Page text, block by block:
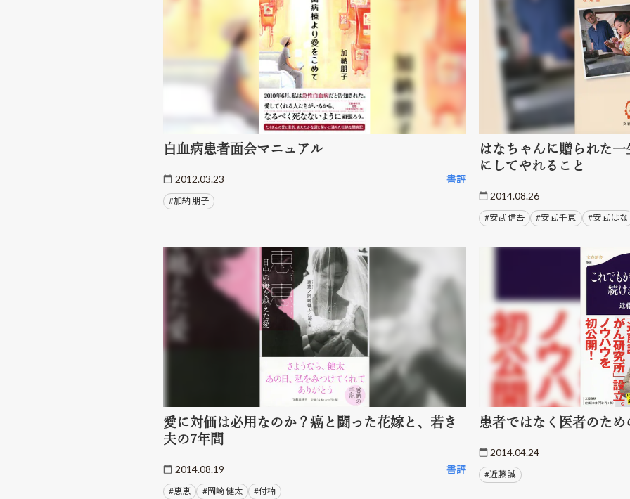
白血病患者面会マニュアル
2012.03.23 書評
#加納 朋子
はなちゃんに贈られた
にしてやれること
2014.08.26
#安武 信吾 #安武 千恵 #安武 はな
愛に対価は必用なのか？癌と闘った花嫁と、若き
夫の7年間
2014.08.19 書評
#恵恵 #岡崎 健太 #付楠
患者ではなく医者のため
2014.04.24
#近藤 誠